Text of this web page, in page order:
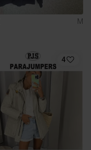
M
4